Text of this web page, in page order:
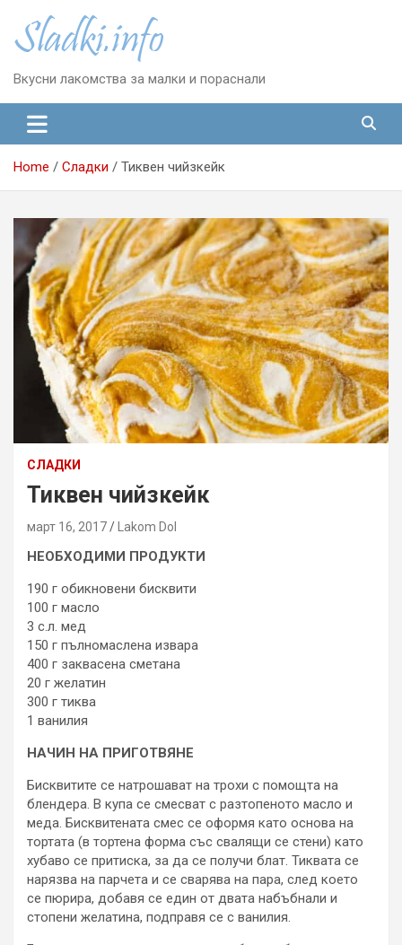
content
Вкусни лакомства за малки и пораснали
Home Сладки Тиквен чийзкейк
СЛАДКИ
Тиквен чийзкейк
март 16, 2017 Lakom Dol
НЕОБХОДИМИ ПРОДУКТИ
190 г обикновени бисквити
100 г масло
3 с.л. мед
150 г пълномаслена извара
400 г заквасена сметана
20 г желатин
300 г тиква
1 ванилия
НАЧИН НА ПРИГОТВЯНЕ
Бисквитите се натрошават на трохи с помощта на
блендера. В купа се смесват с разтопеното масло и
меда. Бисквитената смес се оформя като основа на
тортата (в тортена форма със свалящи се стени) като
хубаво се притиска, за да се получи блат. Тиквата се
нарязва на парчета и се сварява на пара, след което
се пюрира, добавя се един от двата набъбнали и
стопени желатина, подправя се с ванилия.